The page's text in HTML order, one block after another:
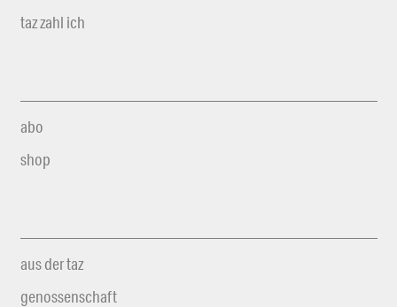
taz zahl ich
abo
shop
aus der taz
genossenschaft